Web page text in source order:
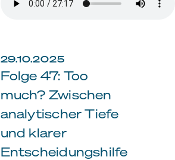
29.10.2025
Folge 47: Too
much? Zwischen
analytischer Tiefe
und klarer
Entscheidungshilfe